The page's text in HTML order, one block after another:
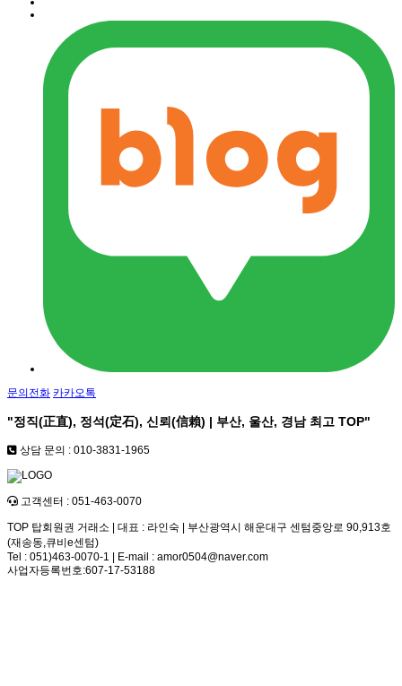
문의전화 카카오톡
"정직(正直), 정석(定石), 신뢰(信賴) | 부산, 울산, 경남 최고 TOP"
상담 문의 : 010-3831-1965
고객센터 : 051-463-0070
TOP 탑회원권 거래소 | 대표 : 라인숙 | 부산광역시 해운대구 센텀중앙로 90,913호
(재송동,큐비e센텀)
Tel : 051)463-0070-1 | E-mail : amor0504@naver.com
사업자등록번호:607-17-53188